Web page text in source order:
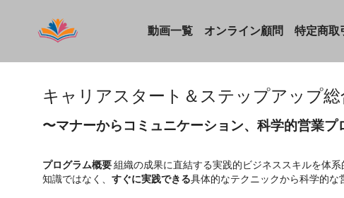
動画一覧 オンライン顧問 特定商取
キャリアスタート＆ステップアップ総
〜マナーからコミュニケーション、科学的営業プ
プログラム概要組織の成果に直結する実践的ビジネススキルを体
知識ではなく、すぐに実践できる具体的なテクニックから科学的な